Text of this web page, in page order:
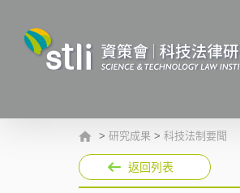
> 研究成果 > 科技法制要聞
返回列表